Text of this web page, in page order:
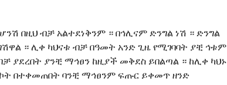
በዚህ ብቻ አልተደነቅንም ። በኅሊናም ድንግል ነሽ ። ድንግል
። ሊቀ ካህናቱ ብቻ በዓመት አንድ ጊዜ የሚገባባት ያቺ ኅቱም
ያደረበት ያንቺ ማኅፀን ከዚያች መቅደስ ይበልጣል ። ከሊቀ ካህኑ
በተቀመጠበት ባንቺ ማኅፀንም ፍጡር ይቀመጥ ዘንድ